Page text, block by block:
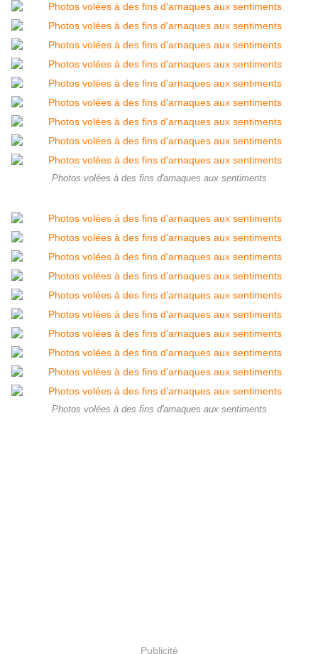
Photos volées à des fins d'arnaques aux sentiments
Photos volées à des fins d'arnaques aux sentiments
Publicité